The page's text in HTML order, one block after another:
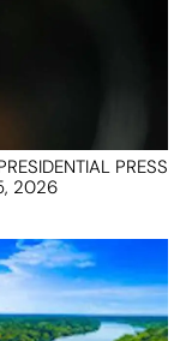
PRESS
2026